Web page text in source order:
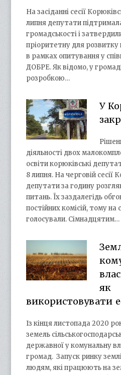
На засіданні сесії
липня депутати
громадськості і
пріоритетну для розвитку
в рамках опитування у
ДОБРЕ. Як відомо, у
розробкою…
У
діяльності двох
освіти корюківські
8 липня. На черговій сесії
депутати за годину
питань. Їх заздалегідь
постійних комісій, тому
голосували. Сімнадцятим…
як
використовувати
Із кінця листопада 2020
земель
державної у комунальну
громад. Запуск ринку
людям, які працюють на